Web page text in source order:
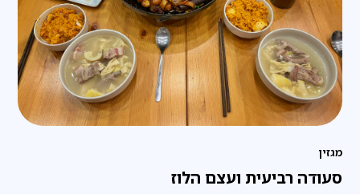
מגזין
סעודה רביעית ועצם הלוז